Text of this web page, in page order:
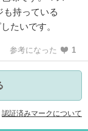
持っている
たいです。
参考になった 1
認証済みマークについて